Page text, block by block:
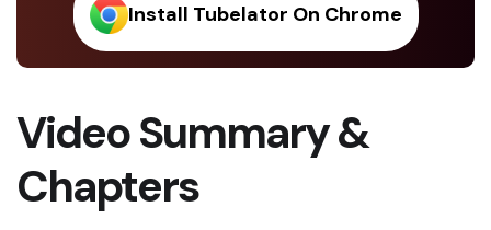
Install Tubelator On Chrome
Video Summary &
Chapters